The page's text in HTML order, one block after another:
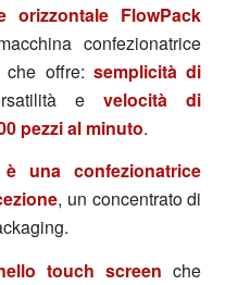
orizzontale FlowPack
confezionatrice
che offre:semplicità di
e velocità di
pezzi al minuto.
è una confezionatrice
, un concentrato di
touch screen che